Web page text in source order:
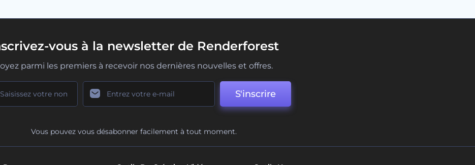
vous à la newsletter de Renderforest
parmi les premiers à recevoir nos dernières nouvelles et offres.
S'inscrire
Vous pouvez vous désabonner facilement à tout moment.